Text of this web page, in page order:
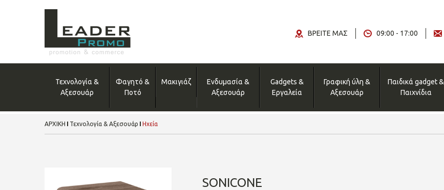
09:00 - 17:00
ΒΡΕΙΤΕ ΜΑΣ
Τεχνολογία &
Αξεσουάρ
Φαγητό &
Ποτό
Μακιγιάζ
Ενδυμασία &
Αξεσουάρ
Gadgets &
Εργαλεία
Γραφική ύλη &
Αξεσουάρ
Παιδικά gadget &
Παιχνίδια
ΑΡΧΙΚΗ Τεχνολογία & Αξεσουάρ Ηχεία
SONICONE